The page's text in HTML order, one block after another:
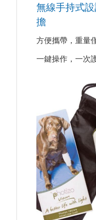
無線手持式
擔
方便攜帶，重量
一鍵操作，一次